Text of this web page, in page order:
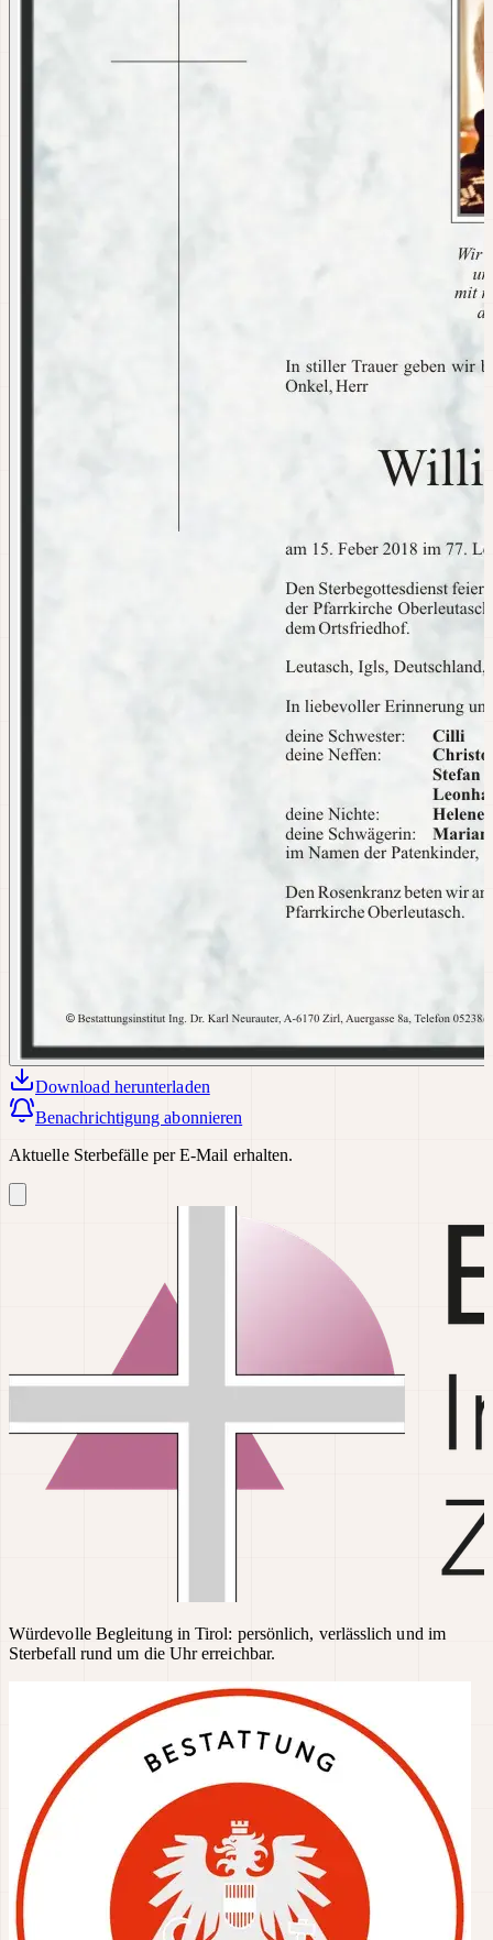
Download herunterladen
Benachrichtigung abonnieren
Aktuelle Sterbefälle per E-Mail erhalten.
Würdevolle Begleitung in Tirol: persönlich, verlässlich und im
Sterbefall rund um die Uhr erreichbar.